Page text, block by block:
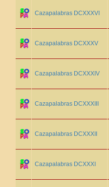
Cazapalabras DCXXXVI
Cazapalabras DCXXXV
Cazapalabras DCXXXIV
Cazapalabras DCXXXIII
Cazapalabras DCXXXII
Cazapalabras DCXXXI